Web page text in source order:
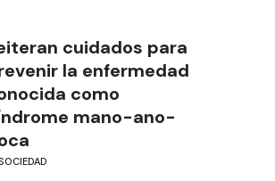
cuidados para
la enfermedad
como
mano-ano-
SOCIEDAD